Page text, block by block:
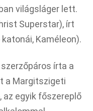
világsláger lett.
Superstar), írt
Kaméleon).
írta a
a Margitszigeti
az egyik főszereplő